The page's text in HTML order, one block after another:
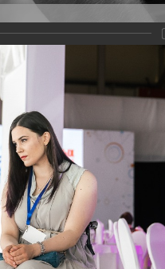
Задать вопрос
Базы данных